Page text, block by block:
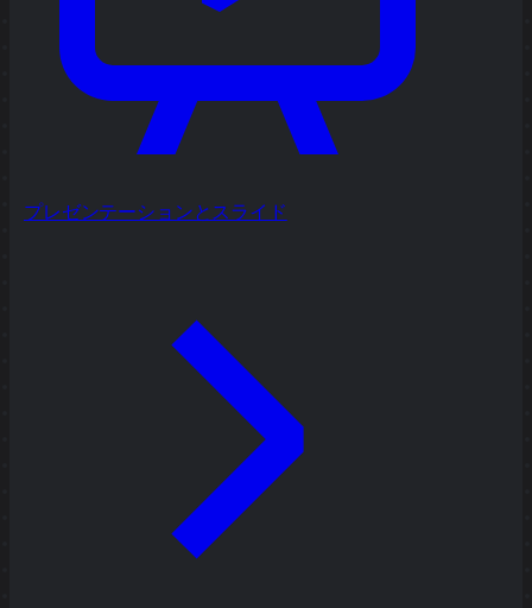
プレゼンテーションとスライド